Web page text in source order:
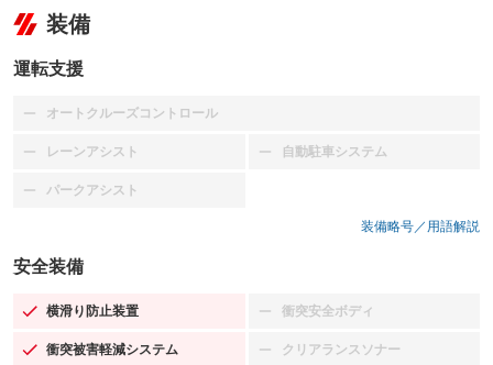
装備
運転支援
オートクルーズコントロール
：装備なし
レーンアシスト
：装備なし 自動駐車システム
：装備なし
パークアシスト
：装備なし
装備略号／用語解説
安全装備
横滑り防止装置
：装備あり 衝突安全ボディ
：装備なし
衝突被害軽減システム
：装備あり クリアランスソナー
：装備なし